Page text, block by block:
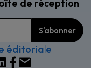
de réception
éditoriale